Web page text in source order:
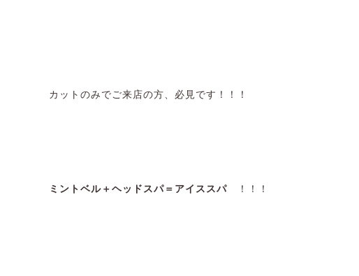
カットのみでご来店の方、必見です！！！
ミントベル＋ヘッドスパ＝アイススパ ！！！